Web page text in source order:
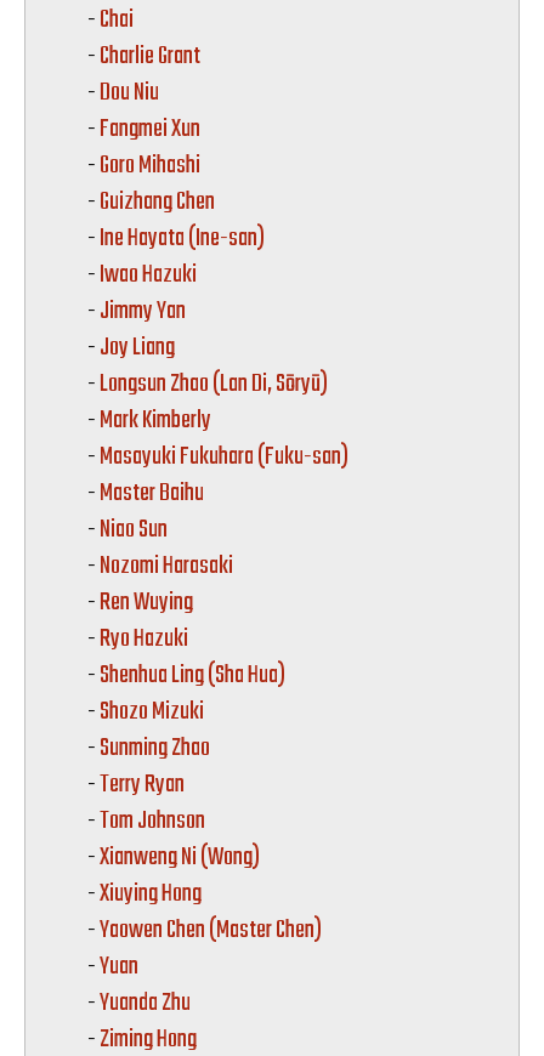
-Chai
-Charlie Grant
-Dou Niu
-Fangmei Xun
-Goro Mihashi
-Guizhang Chen
-Ine Hayata (Ine-san)
-Iwao Hazuki
-Jimmy Yan
-Joy Liang
-Longsun Zhao (Lan Di, Sōryū)
-Mark Kimberly
-Masayuki Fukuhara (Fuku-san)
-Master Baihu
-Niao Sun
-Nozomi Harasaki
-Ren Wuying
-Ryo Hazuki
-Shenhua Ling (Sha Hua)
-Shozo Mizuki
-Sunming Zhao
-Terry Ryan
-Tom Johnson
-Xianweng Ni (Wong)
-Xiuying Hong
-Yaowen Chen (Master Chen)
-Yuan
-Yuanda Zhu
-Ziming Hong